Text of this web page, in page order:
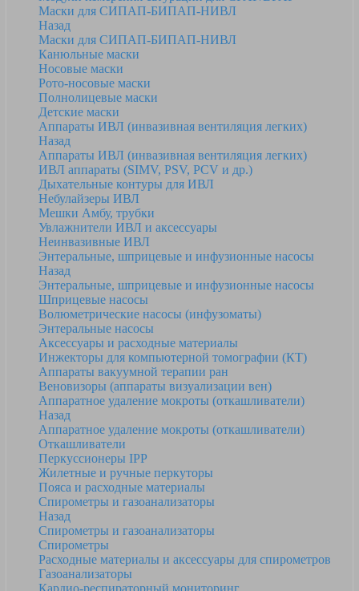
Маски для СИПАП-БИПАП-НИВЛ
Назад
Маски для СИПАП-БИПАП-НИВЛ
Канюльные маски
Носовые маски
Рото-носовые маски
Полнолицевые маски
Детские маски
Аппараты ИВЛ (инвазивная вентиляция легких)
Назад
Аппараты ИВЛ (инвазивная вентиляция легких)
ИВЛ аппараты (SIMV, PSV, PCV и др.)
Дыхательные контуры для ИВЛ
Небулайзеры ИВЛ
Мешки Амбу, трубки
Увлажнители ИВЛ и аксессуары
Неинвазивные ИВЛ
Энтеральные, шприцевые и инфузионные насосы
Назад
Энтеральные, шприцевые и инфузионные насосы
Шприцевые насосы
Волюметрические насосы (инфузоматы)
Энтеральные насосы
Аксессуары и расходные материалы
Инжекторы для компьютерной томографии (КТ)
Аппараты вакуумной терапии ран
Веновизоры (аппараты визуализации вен)
Аппаратное удаление мокроты (откашливатели)
Назад
Аппаратное удаление мокроты (откашливатели)
Откашливатели
Перкуссионеры IPP
Жилетные и ручные перкуторы
Пояса и расходные материалы
Спирометры и газоанализаторы
Назад
Спирометры и газоанализаторы
Спирометры
Расходные материалы и аксессуары для спирометров
Газоанализаторы
Кардио-респираторный мониторинг